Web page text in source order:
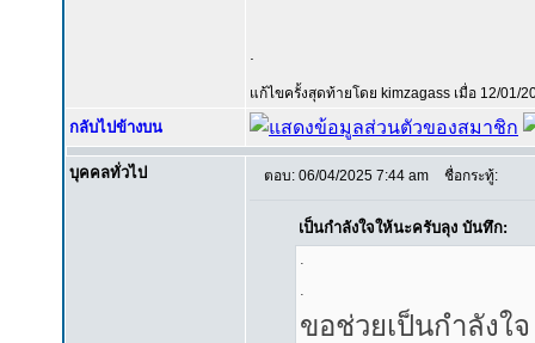
แก้ไขครั้งสุดท้ายโดย kimzagass เมื่อ 12/01/
กลับไปข้างบน
บุคคลทั่วไป ตอบ: 06/04/2025 7:44 am ชื่อกระทู้:
เป็นกำลังใจให้นะครับลุง บันทึก:
.
.
ขอช่วยเป็นกำลังใ